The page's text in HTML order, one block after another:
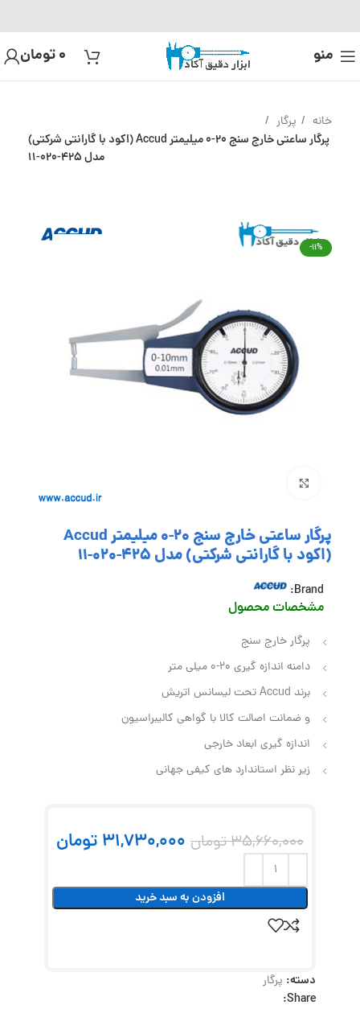
منو 0تومان
خانه پرگار
پرگار ساعتی خارج سنج 20-0 میلیمتر Accud (اکود با گارانتی شرکتی)
مدل 425-020-11
-11%
پرگار ساعتی خارج سنج 20-0 میلیمتر Accud
(اکود با گارانتی شرکتی) مدل 425-020-11
Brand:
مشخصات محصول
پرگار خارج سنج
دامنه اندازه گیری 20-0 میلی متر
برند Accud تحت لیسانس اتریش
و ضمانت اصالت کالا با گواهی کالیبراسیون
اندازه گیری ابعاد خارجی
زیر نظر استاندارد های کیفی جهانی
35,660,000تومان 31,730,000 تومان
افزودن به سبد خرید
دسته: پرگار
Share: